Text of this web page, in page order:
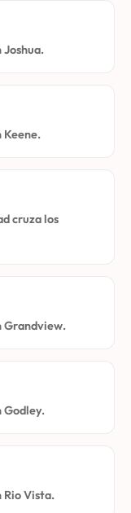
Joshua.
Keene.
cruza los
Grandview.
Godley.
Rio Vista.